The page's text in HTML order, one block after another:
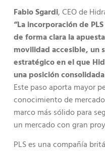
Fabio Sgardi, CEO de
“La incorporación de
de forma clara la
movilidad accesible, un
estratégico en el que
una posición
Este paso aporta mayor
conocimiento de
marco más sólido para
un mercado con gran
PLS es una compañía